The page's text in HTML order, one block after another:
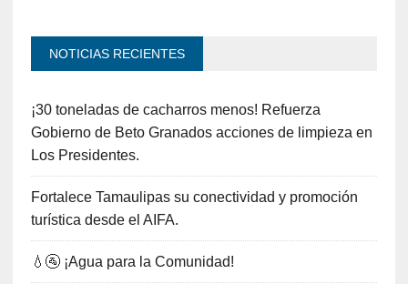
NOTICIAS RECIENTES
¡30 toneladas de cacharros menos! Refuerza
Gobierno de Beto Granados acciones de limpieza en
Los Presidentes.
Fortalece Tamaulipas su conectividad y promoción
turística desde el AIFA.
💧🚰 ¡Agua para la Comunidad!